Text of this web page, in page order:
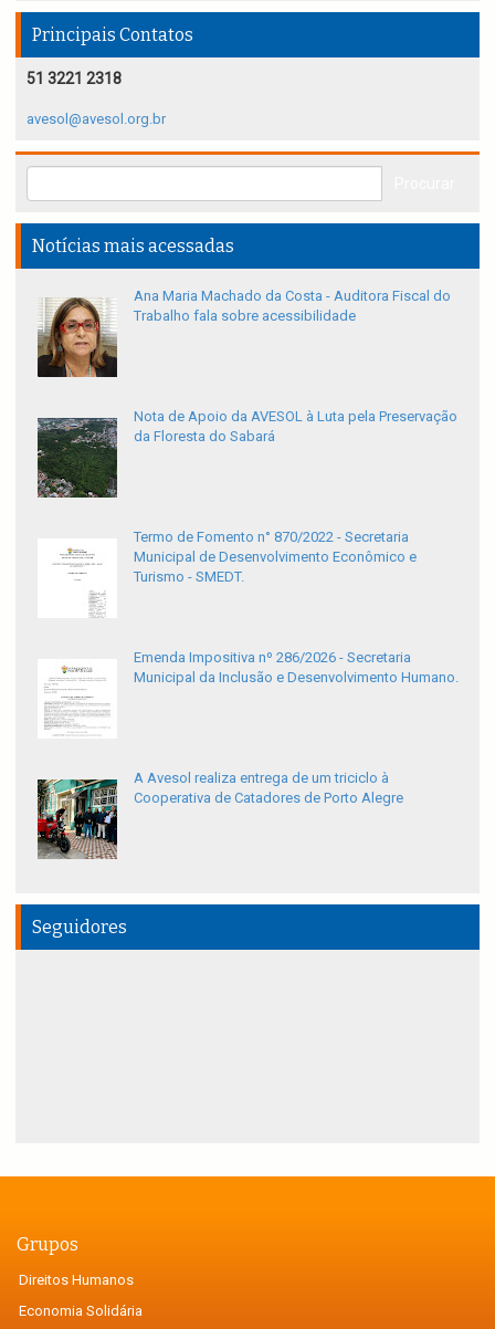
Principais Contatos
51 3221 2318
avesol@avesol.org.br
Notícias mais acessadas
Ana Maria Machado da Costa - Auditora Fiscal do
Trabalho fala sobre acessibilidade
Nota de Apoio da AVESOL à Luta pela Preservação
da Floresta do Sabará
Termo de Fomento n° 870/2022 - Secretaria
Municipal de Desenvolvimento Econômico e
Turismo - SMEDT.
Emenda Impositiva nº 286/2026 - Secretaria
Municipal da Inclusão e Desenvolvimento Humano.
A Avesol realiza entrega de um triciclo à
Cooperativa de Catadores de Porto Alegre
Seguidores
Grupos
Direitos Humanos
Economia Solidária